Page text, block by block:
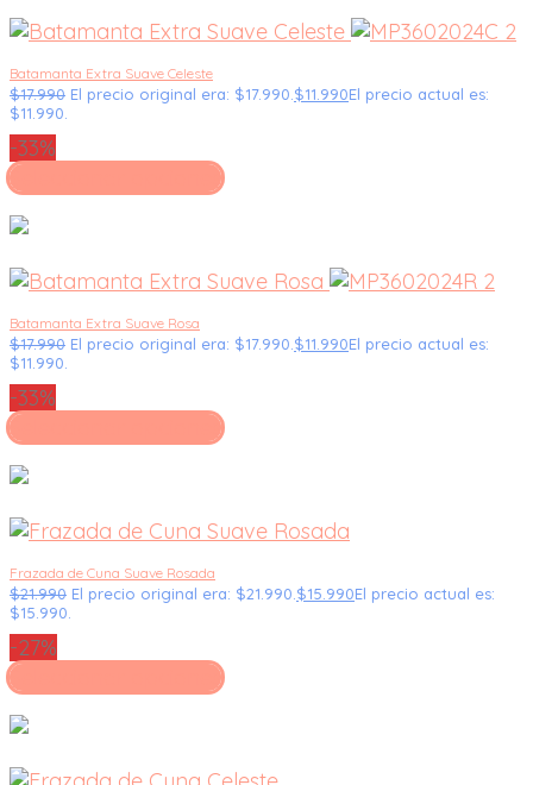
Batamanta Extra Suave Celeste
$17.990 El precio original era: $17.990. $11.990El precio actual es:
$11.990.
-33%
Seleccionar opciones
Batamanta Extra Suave Rosa
$17.990 El precio original era: $17.990. $11.990El precio actual es:
$11.990.
-33%
Seleccionar opciones
Frazada de Cuna Suave Rosada
$21.990 El precio original era: $21.990. $15.990El precio actual es:
$15.990.
-27%
Seleccionar opciones